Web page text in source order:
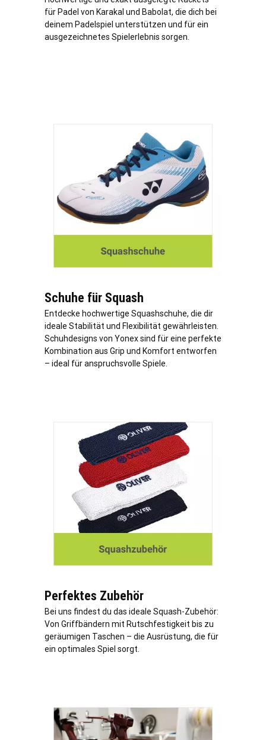
für Padel von Karakal und Babolat, die dich bei
deinem Padelspiel unterstützen und für ein
ausgezeichnetes Spielerlebnis sorgen.
Schuhe für Squash
Entdecke hochwertige Squashschuhe, die dir
ideale Stabilität und Flexibilität gewährleisten.
Schuhdesigns von Yonex sind für eine perfekte
Kombination aus Grip und Komfort entworfen
– ideal für anspruchsvolle Spiele.
Perfektes Zubehör
Bei uns findest du das ideale Squash-Zubehör:
Von Griffbändern mit Rutschfestigkeit bis zu
geräumigen Taschen – die Ausrüstung, die für
ein optimales Spiel sorgt.